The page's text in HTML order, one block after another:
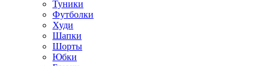
Туники
Футболки
Худи
Шапки
Шорты
Юбки